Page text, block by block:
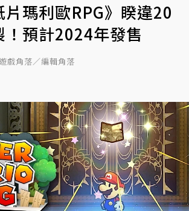
瑪利歐RPG》睽違20
！預計2024年發售
遊戲角落／編輯角落